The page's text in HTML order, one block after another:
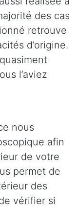
des cas
retrouve
d’origine.
l’aviez
nous
afin
de votre
permet de
des
vérifier si